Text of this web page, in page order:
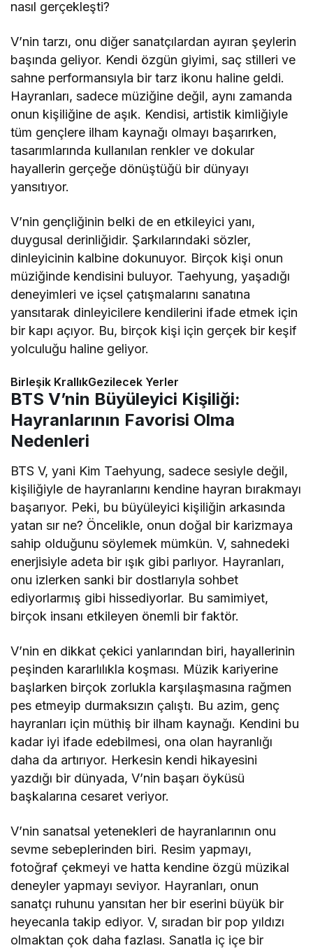
nasıl gerçekleşti?
V’nin tarzı, onu diğer sanatçılardan ayıran şeylerin
başında geliyor. Kendi özgün giyimi, saç stilleri ve
sahne performansıyla bir tarz ikonu haline geldi.
Hayranları, sadece müziğine değil, aynı zamanda
onun kişiliğine de aşık. Kendisi, artistik kimliğiyle
tüm gençlere ilham kaynağı olmayı başarırken,
tasarımlarında kullanılan renkler ve dokular
hayallerin gerçeğe dönüştüğü bir dünyayı
yansıtıyor.
V’nin gençliğinin belki de en etkileyici yanı,
duygusal derinliğidir. Şarkılarındaki sözler,
dinleyicinin kalbine dokunuyor. Birçok kişi onun
müziğinde kendisini buluyor. Taehyung, yaşadığı
deneyimleri ve içsel çatışmalarını sanatına
yansıtarak dinleyicilere kendilerini ifade etmek için
bir kapı açıyor. Bu, birçok kişi için gerçek bir keşif
yolculuğu haline geliyor.
Birleşik KrallıkGezilecek Yerler
BTS V’nin Büyüleyici Kişiliği:
Hayranlarının Favorisi Olma
Nedenleri
BTS V, yani Kim Taehyung, sadece sesiyle değil,
kişiliğiyle de hayranlarını kendine hayran bırakmayı
başarıyor. Peki, bu büyüleyici kişiliğin arkasında
yatan sır ne? Öncelikle, onun doğal bir karizmaya
sahip olduğunu söylemek mümkün. V, sahnedeki
enerjisiyle adeta bir ışık gibi parlıyor. Hayranları,
onu izlerken sanki bir dostlarıyla sohbet
ediyorlarmış gibi hissediyorlar. Bu samimiyet,
birçok insanı etkileyen önemli bir faktör.
V’nin en dikkat çekici yanlarından biri, hayallerinin
peşinden kararlılıkla koşması. Müzik kariyerine
başlarken birçok zorlukla karşılaşmasına rağmen
pes etmeyip durmaksızın çalıştı. Bu azim, genç
hayranları için müthiş bir ilham kaynağı. Kendini bu
kadar iyi ifade edebilmesi, ona olan hayranlığı
daha da artırıyor. Herkesin kendi hikayesini
yazdığı bir dünyada, V’nin başarı öyküsü
başkalarına cesaret veriyor.
V’nin sanatsal yetenekleri de hayranlarının onu
sevme sebeplerinden biri. Resim yapmayı,
fotoğraf çekmeyi ve hatta kendine özgü müzikal
deneyler yapmayı seviyor. Hayranları, onun
sanatçı ruhunu yansıtan her bir eserini büyük bir
heyecanla takip ediyor. V, sıradan bir pop yıldızı
olmaktan çok daha fazlası. Sanatla iç içe bir